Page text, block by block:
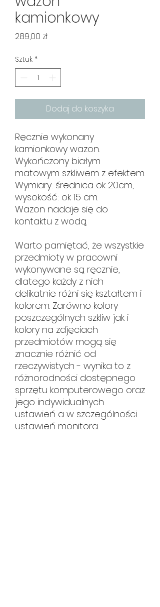
kamionkowy
289,00 złCena
Sztuk *
Dodaj do koszyka
Ręcznie wykonany
kamionkowy wazon.
Wykończony białym
matowym szkliwem z efektem.
Wymiary: średnica ok 20cm,
wysokość: ok 15 cm.
Wazon nadaje się do
kontaktu z wodą.
Warto pamiętać, że wszystkie
przedmioty w pracowni
wykonywane są ręcznie,
dlatego każdy z nich
delikatnie różni się kształtem i
kolorem. Zarówno kolory
poszczególnych szkliw jak i
kolory na zdjęciach
przedmiotów mogą się
znacznie różnić od
rzeczywistych - wynika to z
różnorodności dostępnego
sprzętu komputerowego oraz
jego indywidualnych
ustawień a w szczególności
ustawień monitora.